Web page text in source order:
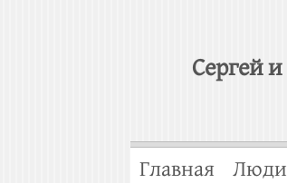
Сергей
Главная Люди